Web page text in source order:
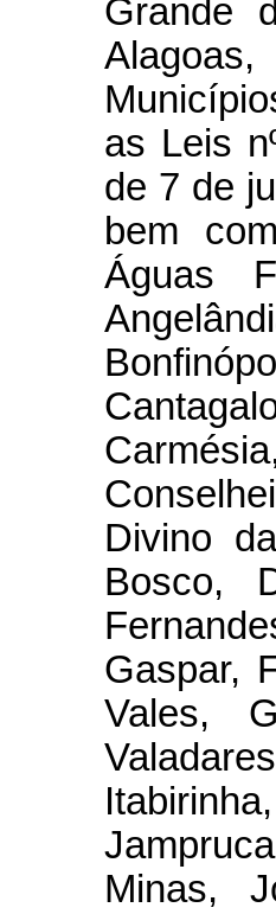
Grande
as Leis
de 7 de
bem
Águas
Divino
Bosco,
Gaspar,
Vales,
Minas,